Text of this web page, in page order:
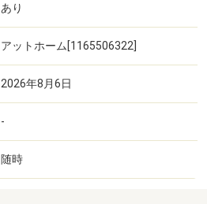
あり
アットホーム[1165506322]
2026年8月6日
-
随時